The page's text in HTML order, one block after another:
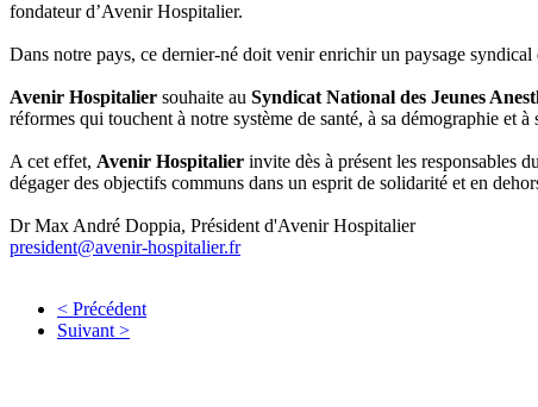
fondateur d’Avenir Hospitalier.
Dans notre pays, ce dernier-né doit venir enrichir un paysage
Avenir Hospitalier souhaite au Syndicat National des Jeunes
réformes qui touchent à notre système de santé, à sa démographie
A cet effet, Avenir Hospitalier invite dès à présent les responsables du
dégager des objectifs communs dans un esprit de solidarité et en
Dr Max André Doppia, Président d'Avenir Hospitalier
president@avenir-hospitalier.fr
< Précédent
Suivant >